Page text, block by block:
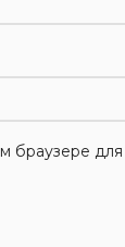
браузере